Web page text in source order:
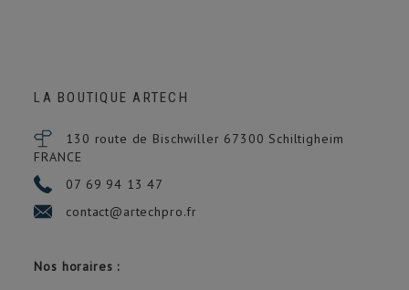
LA BOUTIQUE ARTECH
130 route de Bischwiller 67300 Schiltigheim
FRANCE
07 69 94 13 47
contact@artechpro.fr
Nos horaires :